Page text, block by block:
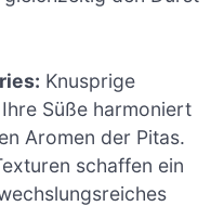
Knusprige
Süße harmoniert
Aromen der Pitas.
schaffen ein